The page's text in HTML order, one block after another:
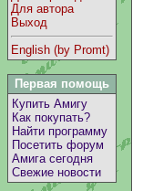
Для автора
Выход
English (by Promt)
Первая помощь
Купить Амигу
Как покупать?
Найти программу
Посетить форум
Амига сегодня
Свежие новости